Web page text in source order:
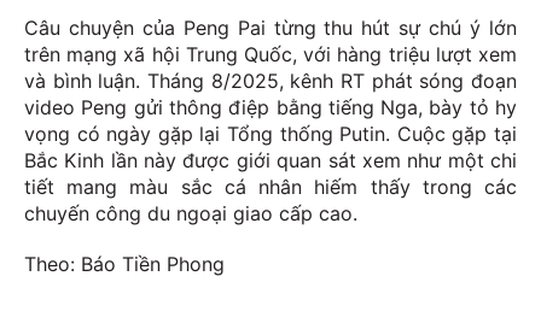
Câu chuyện của Peng Pai từng thu hút sự chú ý lớn
trên mạng xã hội Trung Quốc, với hàng triệu lượt xem
và bình luận. Tháng 8/2025, kênh RT phát sóng đoạn
video Peng gửi thông điệp bằng tiếng Nga, bày tỏ hy
vọng có ngày gặp lại Tổng thống Putin. Cuộc gặp tại
Bắc Kinh lần này được giới quan sát xem như một chi
tiết mang màu sắc cá nhân hiếm thấy trong các
chuyến công du ngoại giao cấp cao.
Theo: Báo Tiền Phong